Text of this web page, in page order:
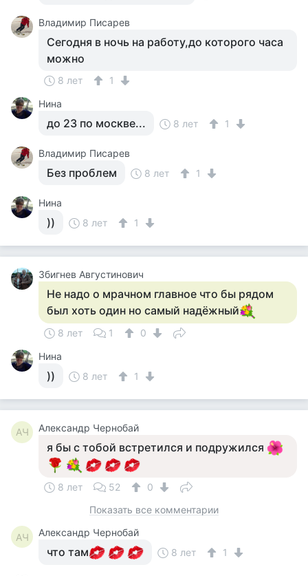
Владимир Писарев
Сегодня в ночь на работу,до которого часа
можно
8 лет
1
Нина
до 23 по москве... 8 лет 1
Владимир Писарев
Без проблем 8 лет 1
Нина
)) 8 лет 1
Збигнев Августинович
Не надо о мрачном главное что бы рядом
был хоть один но самый надёжный
8 лет 1
0
Нина
)) 8 лет 1
АЧ Александр Чернобай
я бы с тобой встретился и подружился
8 лет 52
0
Показать все комментарии
АЧ Александр Чернобай
что там 8 лет 1